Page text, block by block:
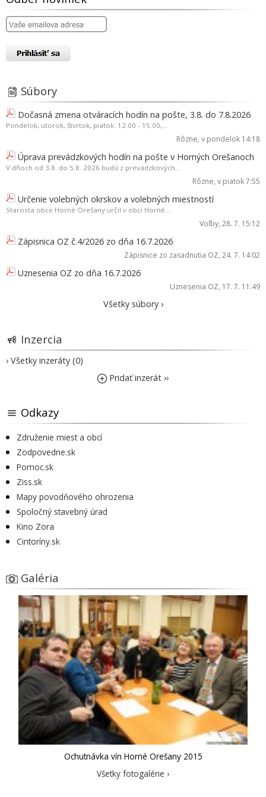
Súbory
Dočasná zmena otváracích hodín na pošte, 3.8. do 7.8.2026
Pondelok, utorok, štvrtok, piatok: 12:00 - 15:00,...
Rôzne, v pondelok 14:18
Úprava prevádzkových hodín na pošte v Horných Orešanoch
V dňoch od 3.8. do 5.8. 2026 budú z prevádzkových...
Rôzne, v piatok 7:55
Určenie volebných okrskov a volebných miestností
Starosta obce Horné Orešany určil v obci Horné...
Voľby, 28. 7. 15:12
Zápisnica OZ č.4/2026 zo dňa 16.7.2026
Zápisnice zo zasadnutia OZ, 24. 7. 14:02
Uznesenia OZ zo dňa 16.7.2026
Uznesenia OZ, 17. 7. 11:49
Všetky súbory ›
Inzercia
› Všetky inzeráty (0)
Pridať inzerát ››
Odkazy
Združenie miest a obcí
Zodpovedne.sk
Pomoc.sk
Ziss.sk
Mapy povodňového ohrozenia
Spoločný stavebný úrad
Kino Zora
Cintoríny.sk
Galéria
Ochutnávka vín Horné Orešany 2015
Všetky fotogalérie ›